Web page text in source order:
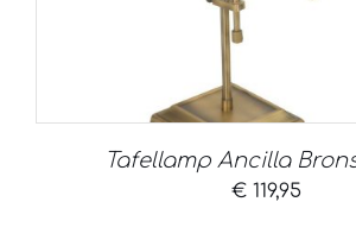
Tafellamp Ancilla
€119,95